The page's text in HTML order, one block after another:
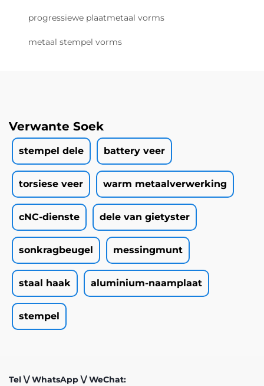
progressiewe plaatmetaal vorms
metaal stempel vorms
Verwante Soek
stempel dele battery veer
torsiese veer warm metaalverwerking
cNC-dienste dele van gietyster
sonkragbeugel messingmunt
staal haak aluminium-naamplaat
stempel
Tel \/ WhatsApp \/ WeChat: